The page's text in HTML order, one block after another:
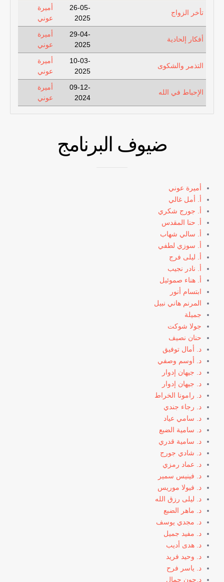
تأخر الزواج
26-05-
2025
أميرة
عوني
أفكار إلحادية
29-04-
2025
أميرة
عوني
التذمر والشكوى
10-03-
2025
أميرة
عوني
الإحباط في الله
09-12-
2024
أميرة
عوني
ضيوف البرنامج
أميرة عوني
أ. أمل غالي
أ. جورج شكري
أ. حنا المقدس
أ. سالي شهاب
أ. سوزي لطفي
أ. ليلى فرج
أ. نادر نجيب
أ. هناء صموئيل
ابتسام أنور
المرنم هاني نبيل
جميلة
جولا شوكت
حنان نصيف
د. أمال توفيق
د. أوسم وصفي
د. جيهان إدوار
د. جيهان إدوار
د. رامونا الخراط
د. رجاء جندي
د. سامي عياد
د. سامية الضبع
د. سامية قدري
د. شادي جورج
د. عماد رمزي
د. فينيس سمير
د. فيولا موريس
د. ليلى رزق الله
د. ماهر الضبع
د. مجدي يوسف
د. مفيد جميل
د. هدى أديب
د. وحيد فريد
د. ياسر فرح
د.جون جمال